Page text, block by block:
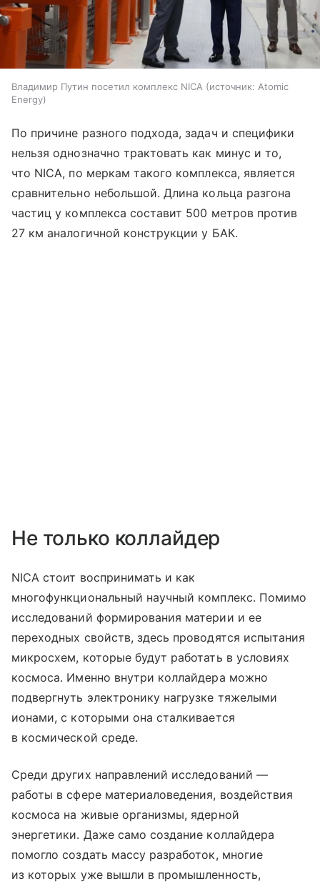
Владимир Путин посетил комплекс NICA источник: Atomic
Energy
По причине разного подхода, задач и специфики
нельзя однозначно трактовать как минус и то,
что NICA, по меркам такого комплекса, является
сравнительно небольшой. Длина кольца разгона
частиц у комплекса составит 500 метров против
27 км аналогичной конструкции у БАК.
Не только коллайдер
NICA стоит воспринимать и как
многофункциональный научный комплекс. Помимо
исследований формирования материи и ее
переходных свойств, здесь проводятся испытания
микросхем, которые будут работать в условиях
космоса. Именно внутри коллайдера можно
подвергнуть электронику нагрузке тяжелыми
ионами, с которыми она сталкивается
в космической среде.
Среди других направлений исследований —
работы в сфере материаловедения, воздействия
космоса на живые организмы, ядерной
энергетики. Даже само создание коллайдера
помогло создать массу разработок, многие
из которых уже вышли в промышленность,